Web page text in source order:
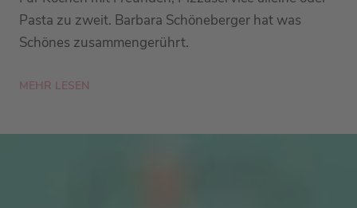
Pasta zu zweit. Barbara Schöneberger hat was
Schönes zusammengerührt.
MEHR LESEN